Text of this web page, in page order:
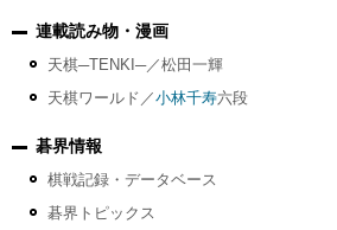
連載読み物・漫画
天棋─TENKI─／松田一輝
天棋ワールド／小林千寿六段
碁界情報
棋戦記録・データベース
碁界トピックス